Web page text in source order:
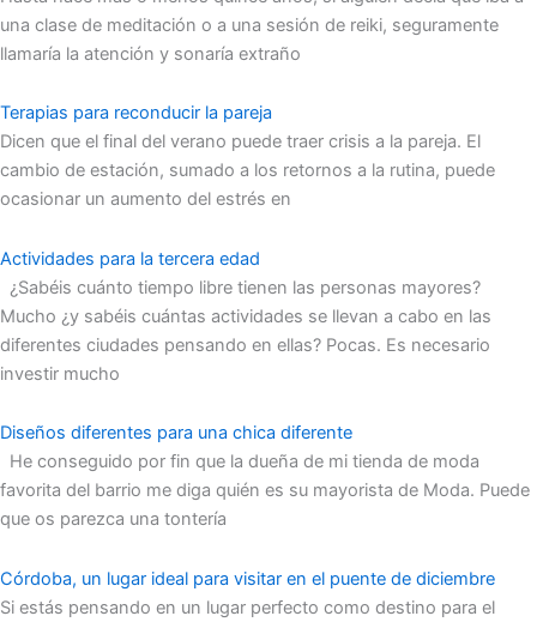
una clase de meditación o a una sesión de reiki, seguramente
llamaría la atención y sonaría extraño
Terapias para reconducir la pareja
Dicen que el final del verano puede traer crisis a la pareja. El
cambio de estación, sumado a los retornos a la rutina, puede
ocasionar un aumento del estrés en
Actividades para la tercera edad
¿Sabéis cuánto tiempo libre tienen las personas mayores?
Mucho ¿y sabéis cuántas actividades se llevan a cabo en las
diferentes ciudades pensando en ellas? Pocas. Es necesario
investir mucho
Diseños diferentes para una chica diferente
He conseguido por fin que la dueña de mi tienda de moda
favorita del barrio me diga quién es su mayorista de Moda. Puede
que os parezca una tontería
Córdoba, un lugar ideal para visitar en el puente de diciembre
Si estás pensando en un lugar perfecto como destino para el